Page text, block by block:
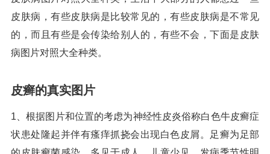
皮肤病，有些皮肤病是比较常见的，有些皮肤病是不常见
的，而且有些是会传染给别人的，有些不会，下面是皮肤
病图片对照大全种类。
皮癣的真实图片
1、根据图片和位置的考虑为神经性皮炎俗称白色牛皮癣症
状患处隆起并伴有瘙痒抓挠会出现白色皮屑。足癣为足部